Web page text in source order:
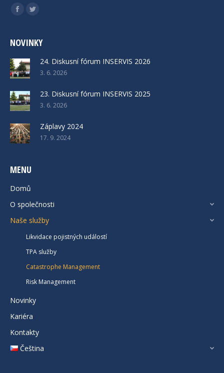
Find us on:
Facebook
Twitter
NOVINKY
24. Diskusní fórum INSERVIS 2026
3. 6. 2026
23. Diskusní fórum INSERVIS 2025
3. 6. 2026
Záplavy 2024
17. 9. 2024
MENU
Domů
O společnosti
Naše služby
Likvidace pojistných událostí
TPA služby
Catastrophe Management
Risk Management
Novinky
Kariéra
Kontakty
Čeština